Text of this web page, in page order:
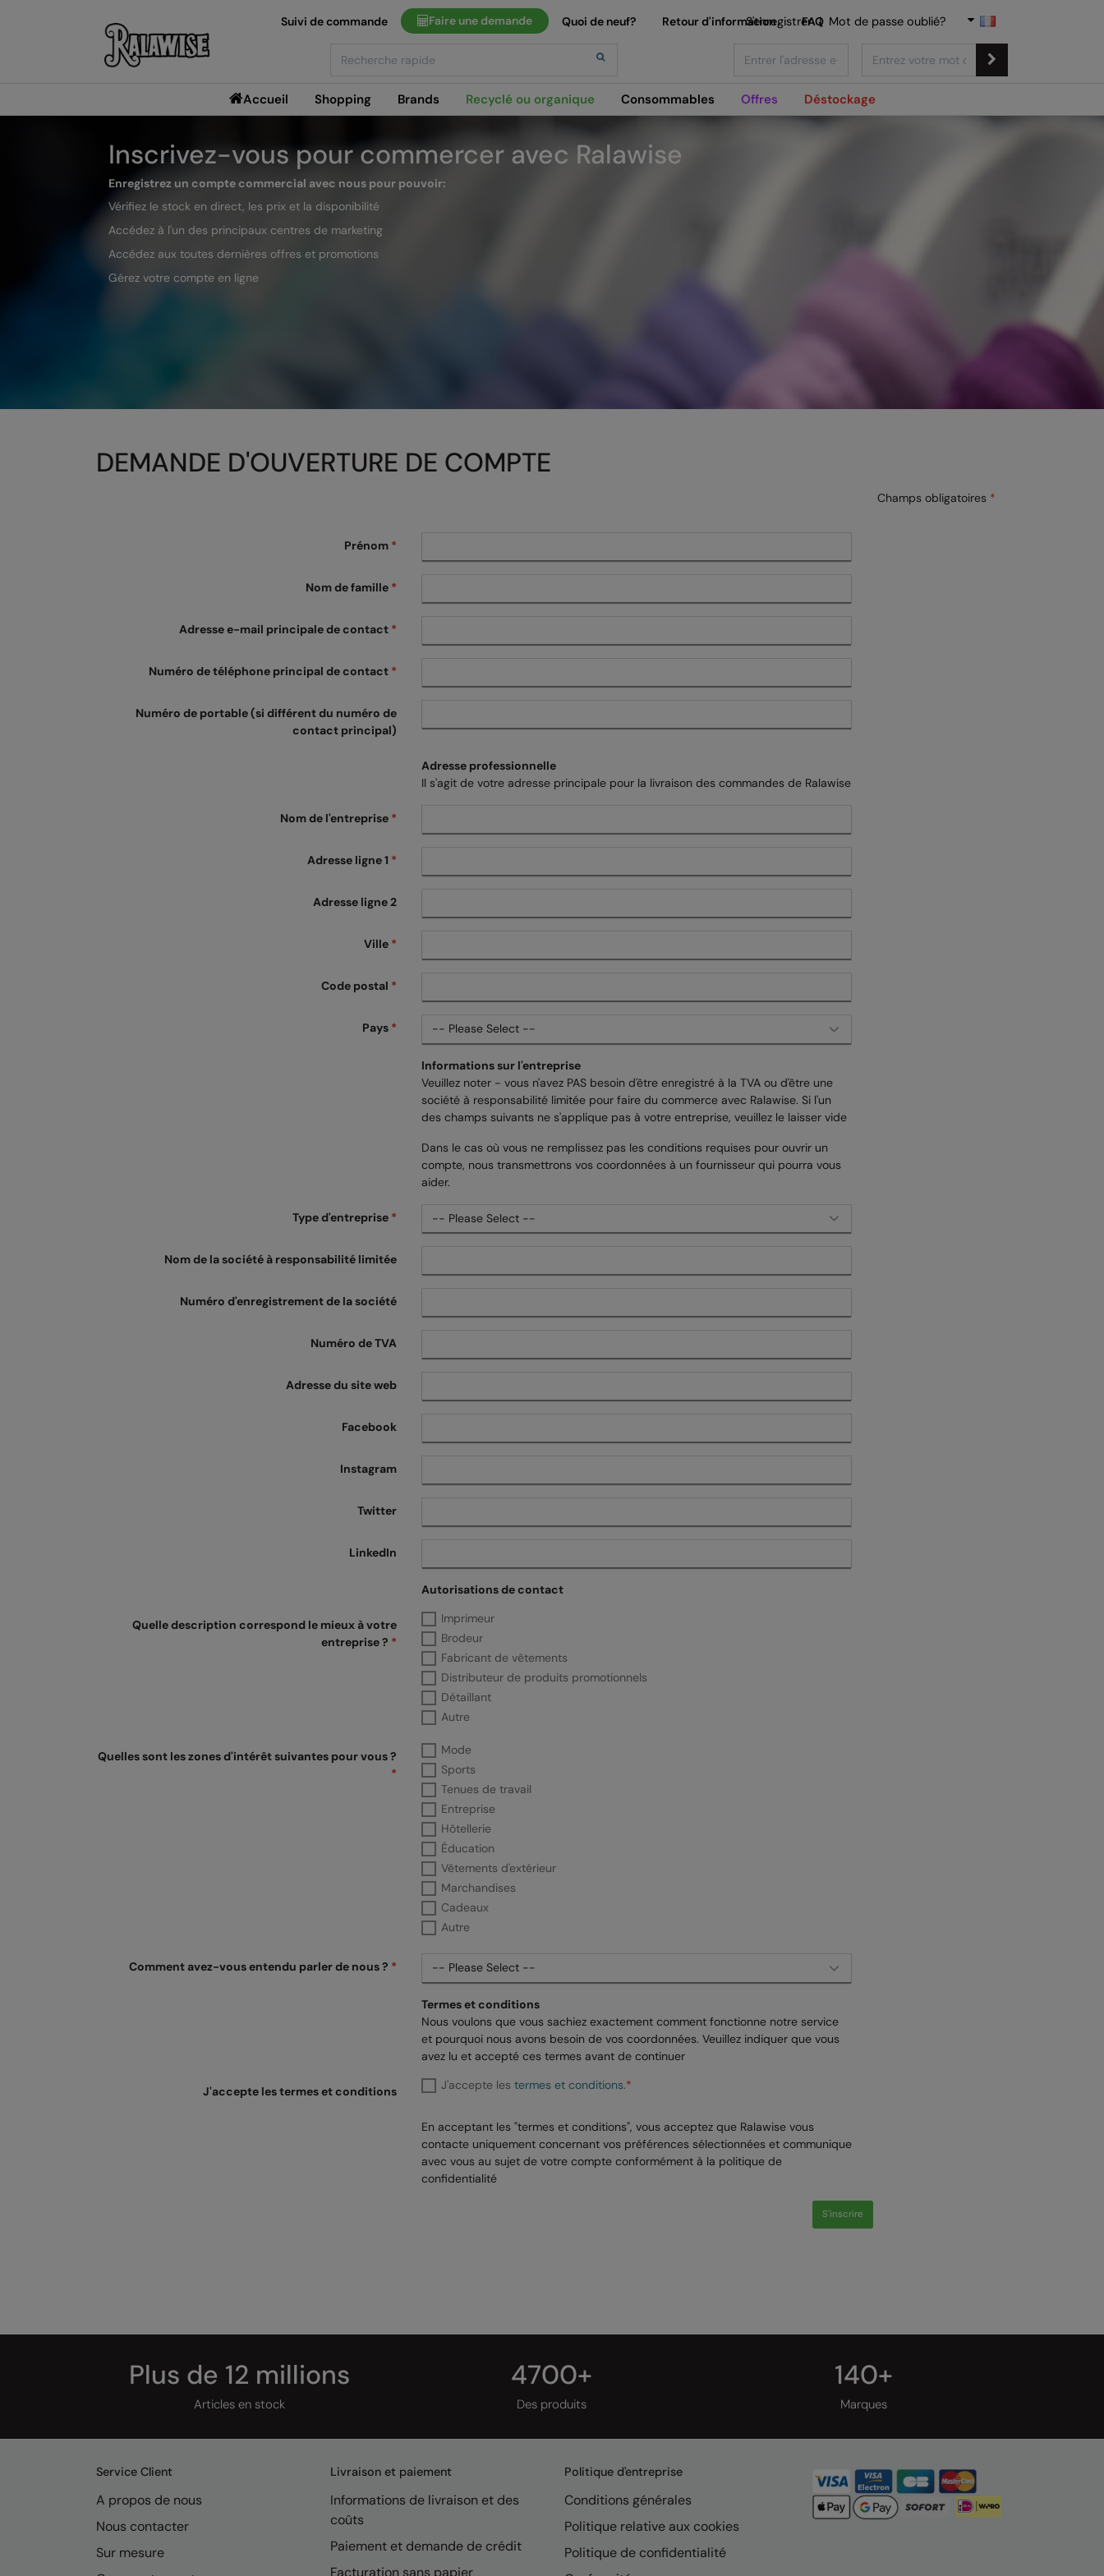
Accueil Shopping Brands Recyclé ou organique Consommables Offres Déstockage
Suivi de commande Faire une demande Quoi de neuf? Retour d'information FAQ
S'enregistrer | Mot de passe oublié?
Inscrivez-vous pour commercer avec Ralawise
Enregistrez un compte commercial avec nous pour pouvoir:
Vérifiez le stock en direct, les prix et la disponibilité
Accédez à l'un des principaux centres de marketing
Accédez aux toutes dernières offres et promotions
Gérez votre compte en ligne
DEMANDE D'OUVERTURE DE COMPTE
Champs obligatoires *
Prénom *
Nom de famille *
Adresse e-mail principale de contact *
Numéro de téléphone principal de contact *
Numéro de portable (si différent du numéro de
contact principal)
Adresse professionnelle
Il s'agit de votre adresse principale pour la livraison des commandes de Ralawise
Nom de l'entreprise *
Adresse ligne 1 *
Adresse ligne 2
Ville *
Code postal *
Pays *
Informations sur l'entreprise
Veuillez noter - vous n'avez PAS besoin d'être enregistré à la TVA ou d'être une
société à responsabilité limitée pour faire du commerce avec Ralawise. Si l'un
des champs suivants ne s'applique pas à votre entreprise, veuillez le laisser vide
Dans le cas où vous ne remplissez pas les conditions requises pour ouvrir un
compte, nous transmettrons vos coordonnées à un fournisseur qui pourra vous
aider.
Type d'entreprise *
Nom de la société à responsabilité limitée
Numéro d'enregistrement de la société
Numéro de TVA
Adresse du site web
Facebook
Instagram
Twitter
LinkedIn
Autorisations de contact
Quelle description correspond le mieux à votre
entreprise ? *
Imprimeur
Brodeur
Fabricant de vêtements
Distributeur de produits promotionnels
Détaillant
Autre
Quelles sont les zones d'intérêt suivantes pour vous ?
*
Mode
Sports
Tenues de travail
Entreprise
Hôtellerie
Éducation
Vêtements d'extérieur
Marchandises
Cadeaux
Autre
Comment avez-vous entendu parler de nous ? *
Termes et conditions
Nous voulons que vous sachiez exactement comment fonctionne notre service
et pourquoi nous avons besoin de vos coordonnées. Veuillez indiquer que vous
avez lu et accepté ces termes avant de continuer
J'accepte les termes et conditions J'accepte les termes et conditions.*
En acceptant les "termes et conditions", vous acceptez que Ralawise vous
contacte uniquement concernant vos préférences sélectionnées et communique
avec vous au sujet de votre compte conformément à la politique de
confidentialité
S'inscrire
Plus de 12 millions
Articles en stock
4700+
Des produits
140+
Marques
Service Client
A propos de nous
Nous contacter
Sur mesure
Livraison et paiement
Informations de livraison et des
coûts
Paiement et demande de crédit
Facturation sans papier
Politique d'entreprise
Conditions générales
Politique relative aux cookies
Politique de confidentialité